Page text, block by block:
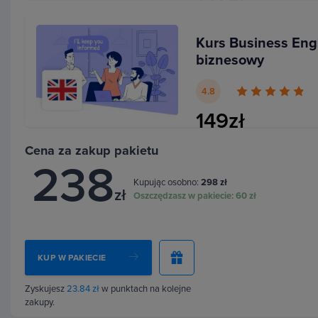
Dzięki nim zaprezentujesz się, jako profesjonalista,
będziesz mieć pewność, że nic Cię nie zaskoczy.
poznasz też zwroty przydatne w typowym small-talku,
atmosferę podczas job interview i przełamać
Kurs Business
biznesowy
4.8
149zł
Cena za zakup pakietu
238zł
Kupując osobno: 298 zł
Oszczędzasz w pakiecie:60 zł
KUP W PAKIECIE
Zyskujesz23.84 złw punktach na kolejne
zakupy.